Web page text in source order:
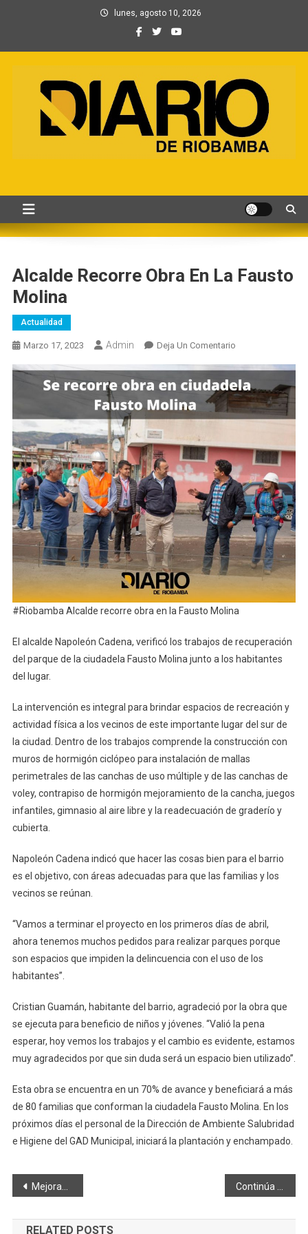
lunes, agosto 10, 2026
y Contenidos digitales
Alcalde Recorre Obra En La Fausto
Molina
Actualidad
Marzo 17, 2023 Admin Deja Un ComentarioEn
Obra
En
Molina
#Riobamba Alcalde recorre obra en la Fausto Molina
El alcalde Napoleón Cadena, verificó los trabajos de recuperación
del parque de la ciudadela Fausto Molina junto a los habitantes
del lugar.
La intervención es integral para brindar espacios de recreación y
actividad física a los vecinos de este importante lugar del sur de
la ciudad. Dentro de los trabajos comprende la construcción con
muros de hormigón ciclópeo para instalación de mallas
perimetrales de las canchas de uso múltiple y de las canchas de
voley, contrapiso de hormigón mejoramiento de la cancha, juegos
infantiles, gimnasio al aire libre y la readecuación de graderío y
cubierta.
Napoleón Cadena indicó que hacer las cosas bien para el barrio
es el objetivo, con áreas adecuadas para que las familias y los
vecinos se reúnan.
“Vamos a terminar el proyecto en los primeros días de abril,
ahora tenemos muchos pedidos para realizar parques porque
son espacios que impiden la delincuencia con el uso de los
habitantes”.
Cristian Guamán, habitante del barrio, agradeció por la obra que
se ejecuta para beneficio de niños y jóvenes. “Valió la pena
esperar, hoy vemos los trabajos y el cambio es evidente, estamos
muy agradecidos por que sin duda será un espacio bien utilizado”.
Esta obra se encuentra en un 70% de avance y beneficiará a más
de 80 familias que conforman la ciudadela Fausto Molina. En los
próximos días el personal de la Dirección de Ambiente Salubridad
e Higiene del GAD Municipal, iniciará la plantación y enchampado.
Navegación
de
Mejoramiento vial de la calle Jerusalén ayuda a desarrollo urbano￼
RELATED POSTS